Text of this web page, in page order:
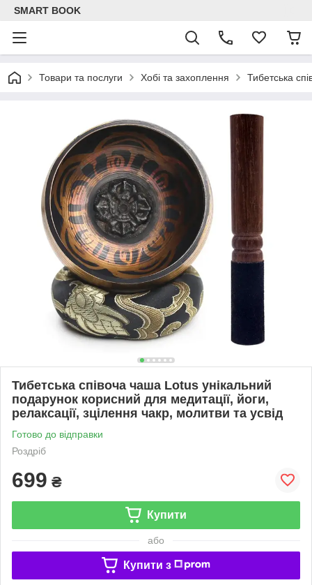
SMART BOOK
Товари та послуги Хобі та захоплення Тибетська
Тибетська співоча чаша Lotus унікальний
подарунок корисний для медитації, йоги,
релаксації, зцілення чакр, молитви та усвід
Готово до відправки
Роздріб
699 ₴
Купити
або
Купити з